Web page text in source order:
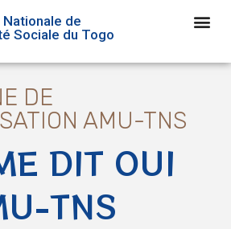
Nationale de
Sociale du Togo
DE
AMU-TNS
DIT OUI
TNS